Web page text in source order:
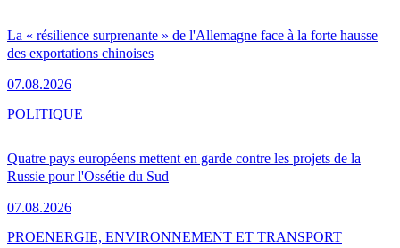
La « résilience surprenante » de l'Allemagne face à la forte hausse
des exportations chinoises
07.08.2026
Quatre pays européens mettent en garde contre les projets de la
Russie pour l'Ossétie du Sud
07.08.2026
POLITIQUE
PROENERGIE, ENVIRONNEMENT ET TRANSPORT